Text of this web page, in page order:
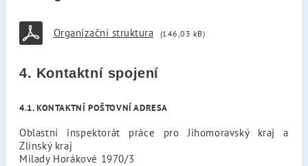
Organizační struktura (146,03 kB)
4. Kontaktní spojení
4.1. KONTAKTNÍ POŠTOVNÍ ADRESA
Oblastní inspektorát práce pro Jihomoravský kraj a
Zlínský kraj
Milady Horákové 1970/3